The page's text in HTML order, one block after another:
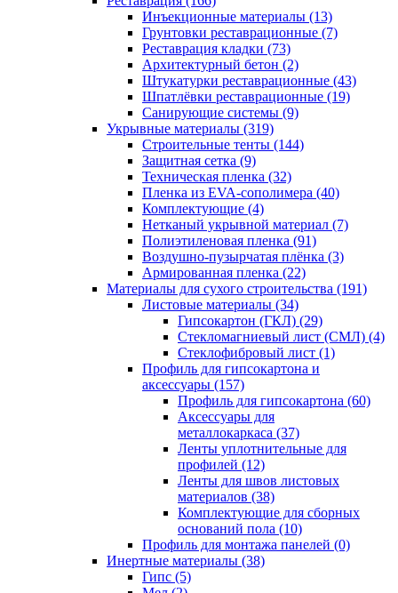
Инъекционные материалы (13)
Грунтовки реставрационные (7)
Реставрация кладки (73)
Архитектурный бетон (2)
Штукатурки реставрационные (43)
Шпатлёвки реставрационные (19)
Санирующие системы (9)
Укрывные материалы (319)
Строительные тенты (144)
Защитная сетка (9)
Техническая пленка (32)
Пленка из EVA-сополимера (40)
Комплектующие (4)
Нетканый укрывной материал (7)
Полиэтиленовая пленка (91)
Воздушно-пузырчатая плёнка (3)
Армированная пленка (22)
Материалы для сухого строительства (191)
Листовые материалы (34)
Гипсокартон (ГКЛ) (29)
Стекломагниевый лист (СМЛ) (4)
Cтеклофибровый лист (1)
Профиль для гипсокартона и
аксессуары (157)
Профиль для гипсокартона (60)
Аксессуары для
металлокаркаса (37)
Ленты уплотнительные для
профилей (12)
Ленты для швов листовых
материалов (38)
Комплектующие для сборных
оснований пола (10)
Профиль для монтажа панелей (0)
Инертные материалы (38)
Гипс (5)